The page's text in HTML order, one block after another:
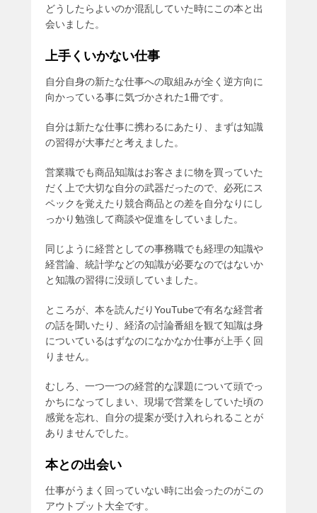
どうしたらよいのか混乱していた時にこの本と出
会いました。
上手くいかない仕事
自分自身の新たな仕事への取組みが全く逆方向に
向かっている事に気づかされた1冊です。
自分は新たな仕事に携わるにあたり、まずは知識
の習得が大事だと考えました。
営業職でも商品知識はお客さまに物を買っていた
だく上で大切な自分の武器だったので、必死にス
ペックを覚えたり競合商品との差を自分なりにし
っかり勉強して商談や促進をしていました。
同じように経営としての事務職でも経理の知識や
経営論、統計学などの知識が必要なのではないか
と知識の習得に没頭していました。
ところが、本を読んだりYouTubeで有名な経営者
の話を聞いたり、経済の討論番組を観て知識は身
についているはずなのになかなか仕事が上手く回
りません。
むしろ、一つ一つの経営的な課題について頭でっ
かちになってしまい、現場で営業をしていた頃の
感覚を忘れ、自分の提案が受け入れられることが
ありませんでした。
本との出会い
仕事がうまく回っていない時に出会ったのがこの
アウトプット大全です。